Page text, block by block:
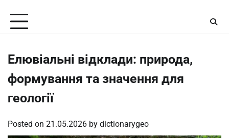
content
Елювіальні відклади: природа,
формування та значення для
геології
Posted on 21.05.2026 by dictionarygeo